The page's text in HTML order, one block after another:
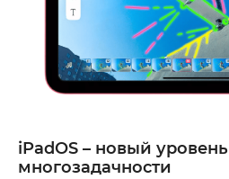
iPadOS – новый уровень
многозадачности